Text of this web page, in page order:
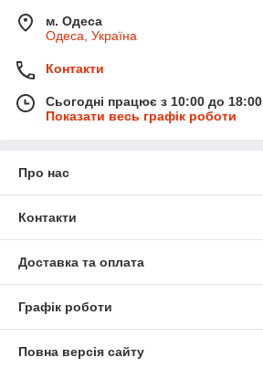
м. Одеса
Одеса, Україна
Контакти
Сьогодні працює з 10:00 до 18:00
Показати весь графік роботи
Про нас
Контакти
Доставка та оплата
Графік роботи
Повна версія сайту